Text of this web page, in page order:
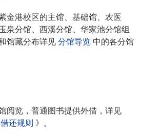
金港校区的主馆、基础馆、农医
泉分馆、西溪分馆、华家池分馆组
馆藏分布详见 分馆导览 中的各分馆
阅览，普通图书提供外借，详见
还规则 》。